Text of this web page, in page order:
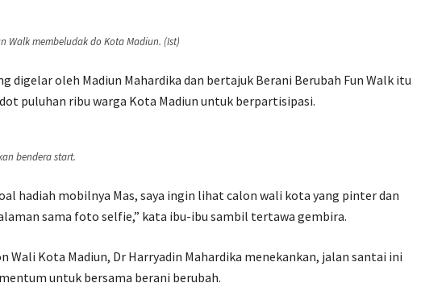
Walk membeludak do Kota Madiun. (Ist)
digelar oleh Madiun Mahardika dan bertajuk Berani Berubah Fun Walk itu
puluhan ribu warga Kota Madiun untuk berpartisipasi.
bendera start.
hadiah mobilnya Mas, saya ingin lihat calon wali kota yang pinter dan
sama foto selfie,” kata ibu-ibu sambil tertawa gembira.
Wali Kota Madiun, Dr Harryadin Mahardika menekankan, jalan santai ini
untuk bersama berani berubah.